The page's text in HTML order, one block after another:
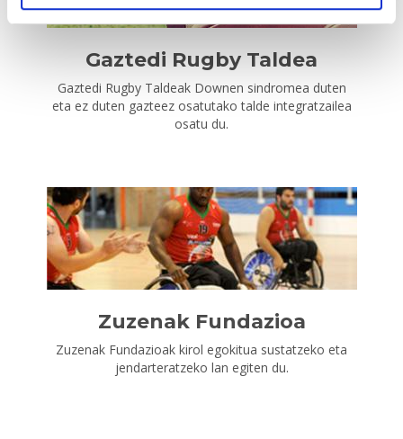
Gaztedi Rugby Taldea
Gaztedi Rugby Taldeak Downen sindromea duten
eta ez duten gazteez osatutako talde integratzailea
osatu du.
Zuzenak Fundazioa
Zuzenak Fundazioak kirol egokitua sustatzeko eta
jendarteratzeko lan egiten du.